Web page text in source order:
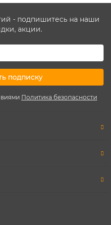
- подпишитесь на наши
акции.
подписку
Политика безопасности